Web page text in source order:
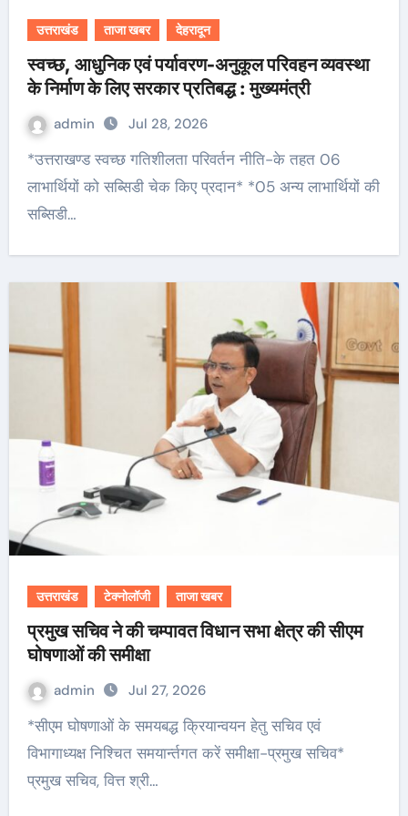
उत्तराखंड ताजा खबर देहरादून
स्वच्छ, आधुनिक एवं पर्यावरण-अनुकूल परिवहन व्यवस्था
के निर्माण के लिए सरकार प्रतिबद्ध : मुख्यमंत्री
admin Jul 28, 2026
*उत्तराखण्ड स्वच्छ गतिशीलता परिवर्तन नीति-के तहत 06
लाभार्थियों को सब्सिडी चेक किए प्रदान* *05 अन्य लाभार्थियों की
सब्सिडी…
उत्तराखंड टेक्नोलॉजी ताजा खबर
प्रमुख सचिव ने की चम्पावत विधान सभा क्षेत्र की सीएम
घोषणाओं की समीक्षा
admin Jul 27, 2026
*सीएम घोषणाओं के समयबद्ध क्रियान्वयन हेतु सचिव एवं
विभागाध्यक्ष निश्चित समयार्न्तगत करें समीक्षा-प्रमुख सचिव*
प्रमुख सचिव, वित्त श्री…